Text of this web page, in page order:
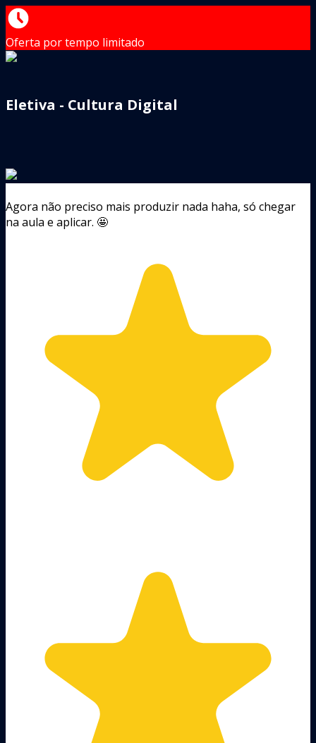
Oferta por tempo limitado
Eletiva - Cultura Digital
Agora não preciso mais produzir nada haha, só chegar
na aula e aplicar. 🤩